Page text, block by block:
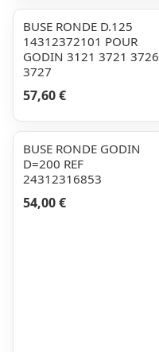
BUSE RONDE D.125
14312372101 POUR
GODIN 3121 3721 3726
3727
57,60 €
BUSE RONDE GODIN
D=200 REF
24312316853
54,00 €